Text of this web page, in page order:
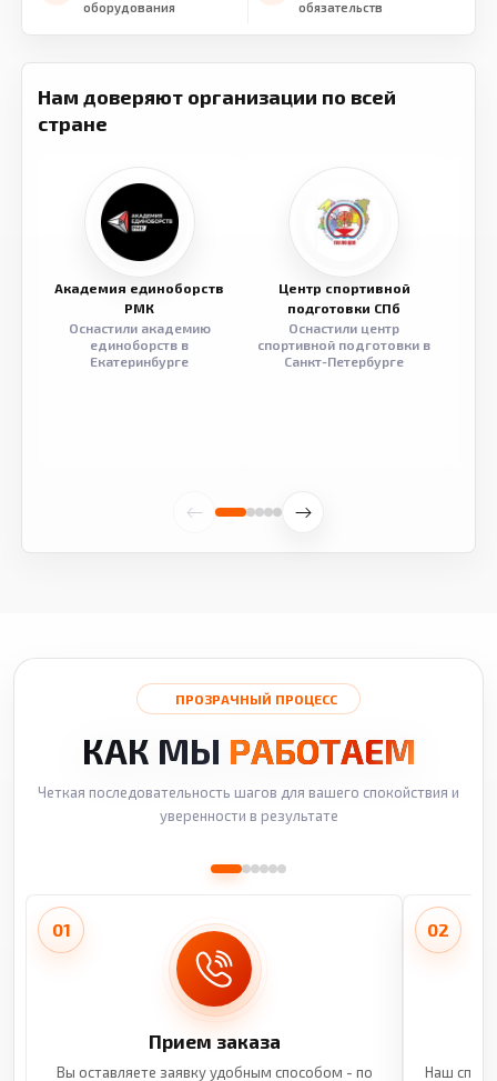
оборудования обязательств
Нам доверяют организации по всей
стране
Академия единоборств
РМК
Оснастили академию
единоборств в
Екатеринбурге
Центр спортивной
подготовки СПб
Оснастили центр
спортивной подготовки в
Санкт-Петербурге
ПРОЗРАЧНЫЙ ПРОЦЕСС
КАК МЫ РАБОТАЕМ
Четкая последовательность шагов для вашего спокойствия и
уверенности в результате
01
Прием заказа
Вы оставляете заявку удобным способом - по
02
Наш